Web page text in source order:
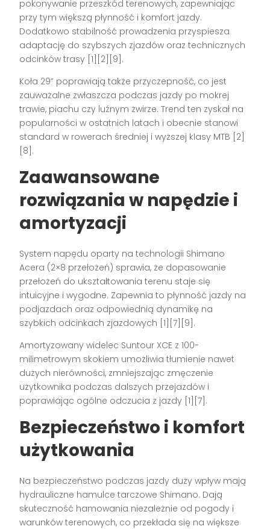
pokonywanie przeszkód terenowych, zapewniając
przy tym większą płynność i komfort jazdy.
Dodatkowo stabilność prowadzenia przyspiesza
adaptację do szybszych zjazdów oraz technicznych
odcinków trasy [1][2][9] .
Koła 29” poprawiają także przyczepność, co jest
zauważalne zwłaszcza podczas jazdy po mokrej
trawie, piachu czy luźnym żwirze. Trend ten zyskał na
popularności w ostatnich latach i obecnie stanowi
standard w rowerach średniej i wyższej klasy MTB [2]
[8] .
Zaawansowane
rozwiązania w napędzie i
amortyzacji
System napędu oparty na technologii Shimano
Acera (2×8 przełożeń) sprawia, że dopasowanie
przełożeń do ukształtowania terenu staje się
intuicyjne i wygodne. Zapewnia to płynność jazdy na
podjazdach oraz odpowiednią dynamikę na
szybkich odcinkach zjazdowych [1][7][9] .
Amortyzowany widelec Suntour XCE z 100-
milimetrowym skokiem umożliwia tłumienie nawet
dużych nierówności, zmniejszając zmęczenie
użytkownika podczas dalszych przejazdów i
poprawiając ogólne odczucia z jazdy [1][7] .
Bezpieczeństwo i komfort
użytkowania
Na bezpieczeństwo podczas jazdy duży wpływ mają
hydrauliczne hamulce tarczowe Shimano. Dają
skuteczność hamowania niezależnie od pogody i
warunków terenowych, co przekłada się na większe